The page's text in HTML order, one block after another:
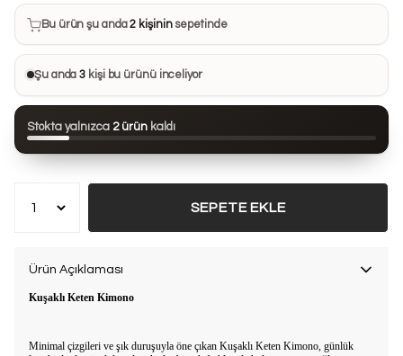
Bu ürün şu anda2 kişininsepetinde
Bu ürünü 29 kişi favorilerine ekledi
Bu ürün son 24 saatte99 kezgörüntülendi
Şu anda3 kişi bu ürünü inceliyor
Stokta yalnızca 2 ürün kaldı
SEPETE EKLE
Ürün Açıklaması
Kuşaklı Keten Kimono
Minimal çizgileri ve şık duruşuyla öne çıkan Kuşaklı Keten Kimono, günlük